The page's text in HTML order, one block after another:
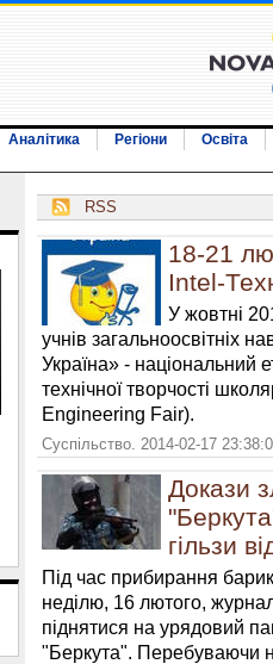
Аналітика Регіони
Освіта
RSS
18-21
Intel-
У жовтні
учнів загальноосвітніх
Україна» - національний
технічної творчості
Engineering Fair).
Суспільство. 2014-02-17
Докази
гільзи
Під час прибирання
неділю, 16 лютого,
піднятися на урядовий
"Беркута". Перебуваючи